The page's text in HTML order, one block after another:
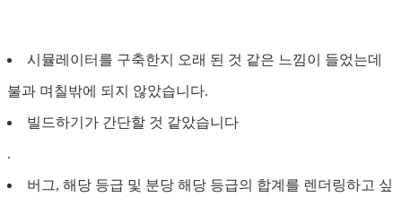
시뮬레이터를 구축한지 오래 된 것 같은 느낌이 들었는데
불과 며칠밖에 되지 않았습니다.
빌드하기가 간단할 것 같았습니다
.
버그, 해당 등급 및 분당 해당 등급의 합계를 렌더링하고 싶